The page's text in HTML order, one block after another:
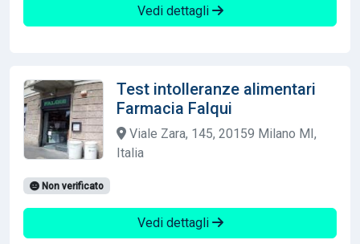
Vedi dettagli
Test intolleranze alimentari
Farmacia Falqui
Viale Zara, 145, 20159 Milano MI,
Italia
Non verificato
Vedi dettagli